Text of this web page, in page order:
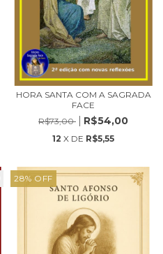
HORA SANTA COM A SAGRADA
FACE
R$73,00
R$54,00
12 X DE R$5,55
28% OFF